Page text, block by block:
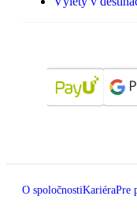
O spoločnostiKariéraPre